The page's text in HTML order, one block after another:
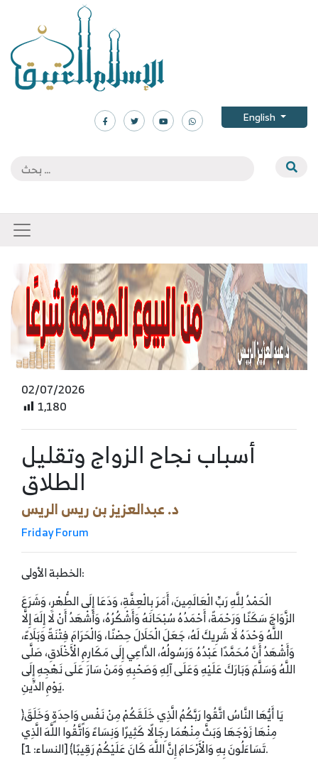
English
02/07/2026
1,180
أسباب نجاح الزواج وتقليل
الطلاق
د. عبدالعزيز بن ريس الريس
Friday Forum
الخطبة الأولى:
الْحَمْدُ لِلَّهِ رَبِّ الْعَالَمِينَ، أَمَرَ بِالْعِفَّةِ، وَدَعَا إِلَى الطُّهْرِ، وَشَرَعَ
الزَّوَاجَ سَكَنًا وَرَحْمَةً، أَحْمَدُهُ سُبْحَانَهُ وَأَشْكُرُهُ، وَأَشْهَدُ أَنْ لَا إِلَهَ إِلَّا
اللَّهُ وَحْدَهُ لَا شَرِيكَ لَهُ، جَعَلَ الْحَلَالَ حِصْنًا، وَالْحَرَامَ فِتْنَةً وَبَلَاءً،
وَأَشْهَدُ أَنَّ مُحَمَّدًا عَبْدُهُ وَرَسُولُهُ، الدَّاعِي إِلَى مَكَارِمِ الْأَخْلَاقِ، صَلَّى
اللَّهُ وَسَلَّمَ وَبَارَكَ عَلَيْهِ وَعَلَى آلِهِ وَصَحْبِهِ وَمَنْ سَارَ عَلَى نَهْجِهِ إِلَى
يَوْمِ الدِّينِ.
﴿يَا أَيُّهَا النَّاسُ اتَّقُوا رَبَّكُمُ الَّذِي خَلَقَكُمْ مِنْ نَفْسٍ وَاحِدَةٍ وَخَلَقَ
مِنْهَا زَوْجَهَا وَبَثَّ مِنْهُمَا رِجَالًا كَثِيرًا وَنِسَاءً وَاتَّقُوا اللَّهَ الَّذِي
تَسَاءَلُونَ بِهِ وَالْأَرْحَامَ إِنَّ اللَّهَ كَانَ عَلَيْكُمْ رَقِيبًا﴾ [النساء: 1].